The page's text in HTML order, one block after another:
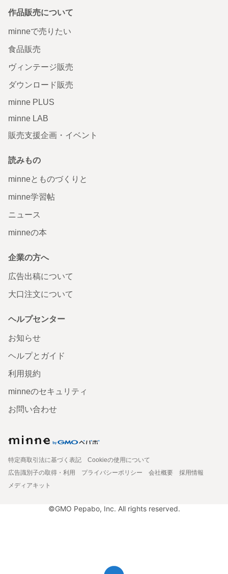
作品販売について
minneで売りたい
食品販売
ヴィンテージ販売
ダウンロード販売
minne PLUS
minne LAB
販売支援企画・イベント
読みもの
minneとものづくりと
minne学習帖
ニュース
minneの本
企業の方へ
広告出稿について
大口注文について
ヘルプセンター
お知らせ
ヘルプとガイド
利用規約
minneのセキュリティ
お問い合わせ
特定商取引法に基づく表記
Cookieの使用について
広告識別子の取得・利用
プライバシーポリシー 会社概要
採用情報
メディアキット
©GMO Pepabo, Inc. All rights reserved.